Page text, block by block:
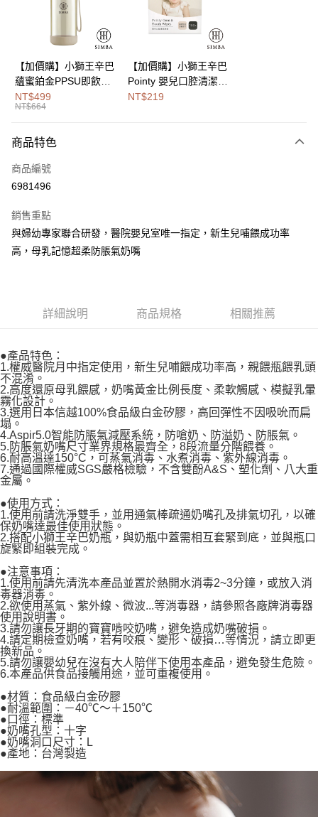
Google Pay
全盈+PAY
大哥付你分期
【大哥付你分期使用說明】
2.付款方式選擇「大哥付你分期」，訂單成立後會自動跳轉到大哥付的交易
流程，驗證手機門號後，選擇欲分期的期數、繳款截止日，確認付款後即完
3.實際核准額度、可分期數及費用金額請依後續交易確認頁面所載為準。
4.訂單成立30分鐘內，如未前往確認交易或遇審核未通過，訂單將自動取
消。如遇「轉專審核」未通過狀況，表示未達大哥付你分期系統評分，恕無
法說明評估內容。
帳／街口支付／iPASS MONEY」等通路繳費。
1.本服務係由「台灣大哥大股份有限公司」（以下簡稱本公司）所提供，讓
用戶於交易時，得透過本服務購買商品或服務，並由商店將買賣／分期付款
買賣價金債權讓與本公司後，依約使用本公司帳單繳交帳款。
2.基於同意付款使用「大哥付你分期」之契約關係目的，商店將以您的個人
資料（包含姓名、電話或地址）提供予台灣大哥大進項蒐集、處理及利用，
由本公司與您本人進行分期帳單所需資料之確認、核對及更正。
3.完整用戶服務條款，請詳閱以下連結：
相關說明
【關於「AFTEE先享後付」】
便利好安心！
１．簡單：不需註冊會員、不需綁卡、不需儲值。
２．便利：只要手機號碼，簡訊認證，即可結帳。
３．安心：先確認商品／服務後，再付款。
２．訂單成立數日內，您將收到繳費通知簡訊。
※ 請注意：結帳手續完成當下不需立刻繳費，但若您需要取消訂單，請聯絡
購買商品的店家。未經商家同意取消之訂單仍視為有效，需透過AFTEE先享
後付繳納相關費用。
※ 交易是否成功請以「AFTEE先享後付 」之結帳頁面顯示為準，若有關於
是否繳費成功／繳費後需取消欲退款等相關疑問，請聯繫「AFTEE先享後付
客戶支援中心」https://netprotections.freshdesk.com/support/home
【注意事項】
１．透過由恩沛科技股份有限公司提供之「AFTEE先享後付」服務完成之交
易，需依本服務之必要範圍內提供個人資料，並將交易相關給付款項請求債
權轉讓予恩沛科技股份有限公司。
２．關於個人資料處理事宜，請瀏覽以下網址：
https://aftee.tw/terms/#terms3
３．未成年的使用者請事先徵得法定代理人或監護人之同意方可使用
「AFTEE先享後付」，若未經同意申辦者引起之損失，本公司不負相關責
任。
時審查核予不同之上限額度；若仍有額度不足之情形，本公司將視審查結果
請求用戶進行身份認證。
５．嚴禁一人註冊多個帳號或使用他人資訊註冊。若發現惡意使用之情形，
恩沛科技股份有限公司將有權停止該用戶之使用額度並採取法律行動。
相關說明
「Hami Point」為中華電信所提供之點數服務，可於會員專區綁定中華電信
會員帳號後，即可在購物車使用 Hami Point 折抵消費金額 (1點等於1元)。
ATM付款
每筆NT$100，滿NT$999(含以上)免運費
每筆NT$100，滿NT$1,000(含以上)免運費
付款後7-11取貨
每筆NT$100，滿NT$1,000(含以上)免運費
宅配
每筆NT$100，滿NT$1,000(含以上)免運費
【加價購】小獅王辛巴
蘊蜜鉑金PPSU即飲水
壺400ml
NT$499
NT$664
【加價購】小獅王辛巴
Pointy 嬰兒口腔清潔指
套 (100入)
NT$219
商品特色
商品編號
6981496
銷售重點
與婦幼專家聯合研發，醫院嬰兒室唯一指定，新生兒哺餵成功率
高，母乳記憶超柔防脹氣奶嘴
詳細說明 商品規格 相關推薦
●產品特色：
1.權威醫院月中指定使用，新生兒哺餵成功率高，親餵瓶餵乳頭
不混淆。
2.高度還原母乳餵感，奶嘴黃金比例長度、柔軟觸感、模擬乳暈
霧化設計。
3.選用日本信越100%食品級白金矽膠，高回彈性不因吸吮而扁
塌。
4.Aspir5.0智能防脹氣減壓系統，防嗆奶、防溢奶、防脹氣。
5.防脹氣奶嘴尺寸業界規格最齊全，8段流量分階餵養。
6.耐高溫達150°C，可蒸氣消毒、水煮消毒、紫外線消毒。
7.通過國際權威SGS嚴格檢驗，不含雙酚A&S、塑化劑、八大重
金屬。
●使用方式：
1.使用前請洗淨雙手，並用通氣棒疏通奶嘴孔及排氣切孔，以確
保奶嘴達最佳使用狀態。
2.搭配小獅王辛巴奶瓶，與奶瓶中蓋需相互套緊到底，並與瓶口
旋緊即組裝完成。
●注意事項：
1.使用前請先清洗本產品並置於熱開水消毒2~3分鐘，或放入消
毒器消毒。
2.欲使用蒸氣、紫外線、微波...等消毒器，請參照各廠牌消毒器
使用說明書。
3.請勿讓長牙期的寶寶啃咬奶嘴，避免造成奶嘴破損。
4.請定期檢查奶嘴，若有咬痕、變形、破損…等情況，請立即更
換新品。
5.請勿讓嬰幼兒在沒有大人陪伴下使用本產品，避免發生危險。
6.本產品供食品接觸用途，並可重複使用。
●材質：食品級白金矽膠
●耐溫範圍：－40℃～＋150℃
●口徑：標準
●奶嘴孔型：十字
●奶嘴洞口尺寸：L
●產地：台灣製造